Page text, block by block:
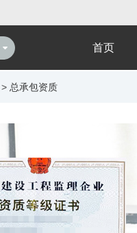
首页
> 总承包资质